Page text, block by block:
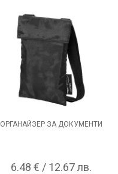
ОРГАНАЙЗЕР ЗА ДОКУМЕНТИ
6.48 € / 12.67 лв.